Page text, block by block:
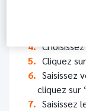
Allez
Cliquez
Cliquez
Saisissez
cliquez sur
Saisissez